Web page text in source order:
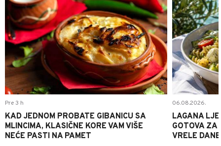
Pre 3 h
KAD JEDNOM PROBATE GIBANICU SA
MLINCIMA, KLASIČNE KORE VAM VIŠE
NEĆE PASTI NA PAMET
06.08.2026.
LAGANA
GOTOVA ZA
VRELE DANE